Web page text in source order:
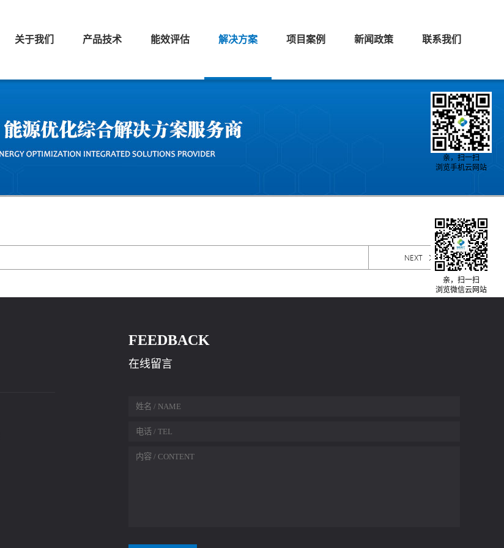
关于我们 产品技术 能效评估 解决方案 项目案例 新闻政策 联系我们
FEEDBACK
在线留言
亲，扫一扫
浏览手机云网站
亲，扫一扫
浏览微信云网站